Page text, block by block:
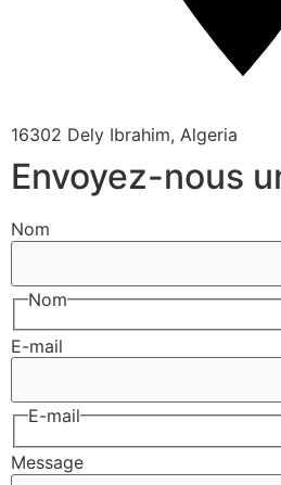
16302 Dely Ibrahim, Algeria
Envoyez-nous
Nom
Nom
E-mail
E-mail
Message